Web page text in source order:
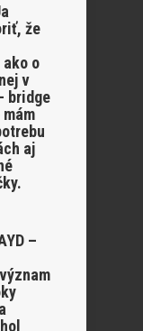
že
o
v
bridge
aj
–